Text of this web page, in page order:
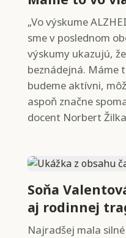
„Vo výskume
sme v poslednom
výskumy ukazujú,
beznádejná. Máme
budeme aktívni,
aspoň značne
docent Norbert
Soňa
aj rodinnej
Najradšej mala